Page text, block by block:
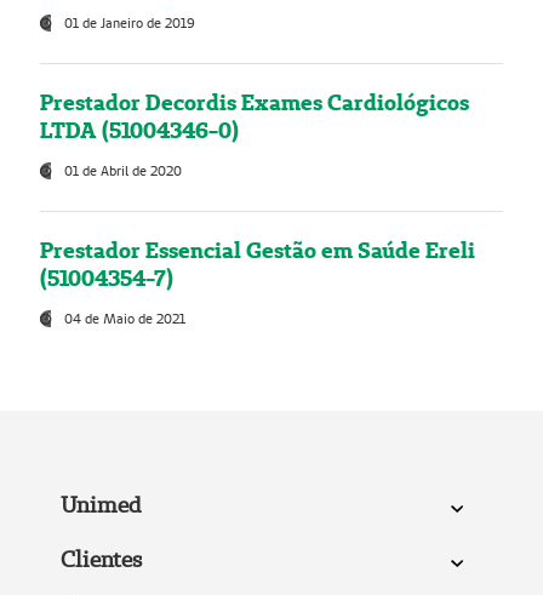
01 de Janeiro de 2019
Prestador Decordis Exames Cardiológicos
LTDA (51004346-0)
01 de Abril de 2020
Prestador Essencial Gestão em Saúde Ereli
(51004354-7)
04 de Maio de 2021
Unimed
Clientes